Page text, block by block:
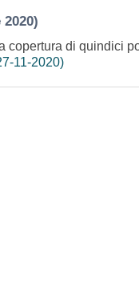
2020)
copertura di quindici
11-2020)